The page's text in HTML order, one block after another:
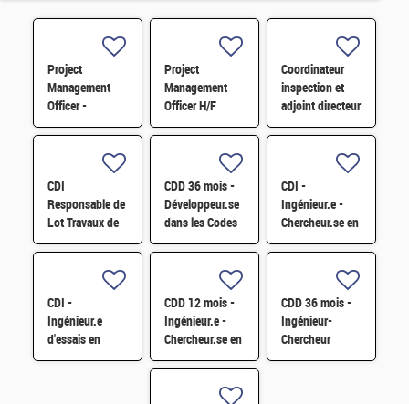
Project
Management
Officer -
Référent Cost
Project
Management
Officer H/F
Coordinateur
inspection et
adjoint directeur
qualité/inspection
CDI
Responsable de
Lot Travaux de
Démantèlement
CDD 36 mois -
Développeur.se
dans les Codes
de Traitement
Nucléaires et
Monte-Carlo H/F
CDI -
Ingénieur.e -
Chercheur.se en
caractérisation
atomique
tomographique
H/F
CDI -
Ingénieur.e
d'essais en
mécanique
CDD 12 mois -
Ingénieur.e -
Chercheur.se en
Matériaux et
CDD 36 mois -
Ingénieur-
Chercheur
matériaux -